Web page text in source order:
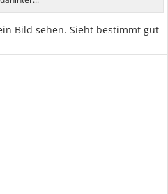
Bild sehen. Sieht bestimmt gut